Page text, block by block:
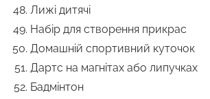
Лижі дитячі
Набір для створення прикрас
Домашній спортивний куточок
Дартс на магнітах або липучках
Бадмінтон